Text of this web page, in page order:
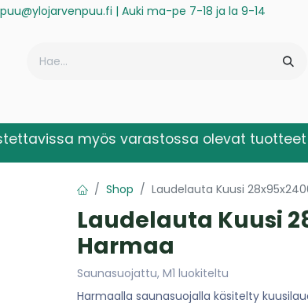
| Auki ma-pe 7-18 ja la 9-14
myös varastossa olevat tuotteet
Shop Laudelauta Kuusi
Laudelauta Kuusi
Harmaa
Saunasuojattu, M1 luokiteltu
Harmaalla saunasuojalla käsitelty